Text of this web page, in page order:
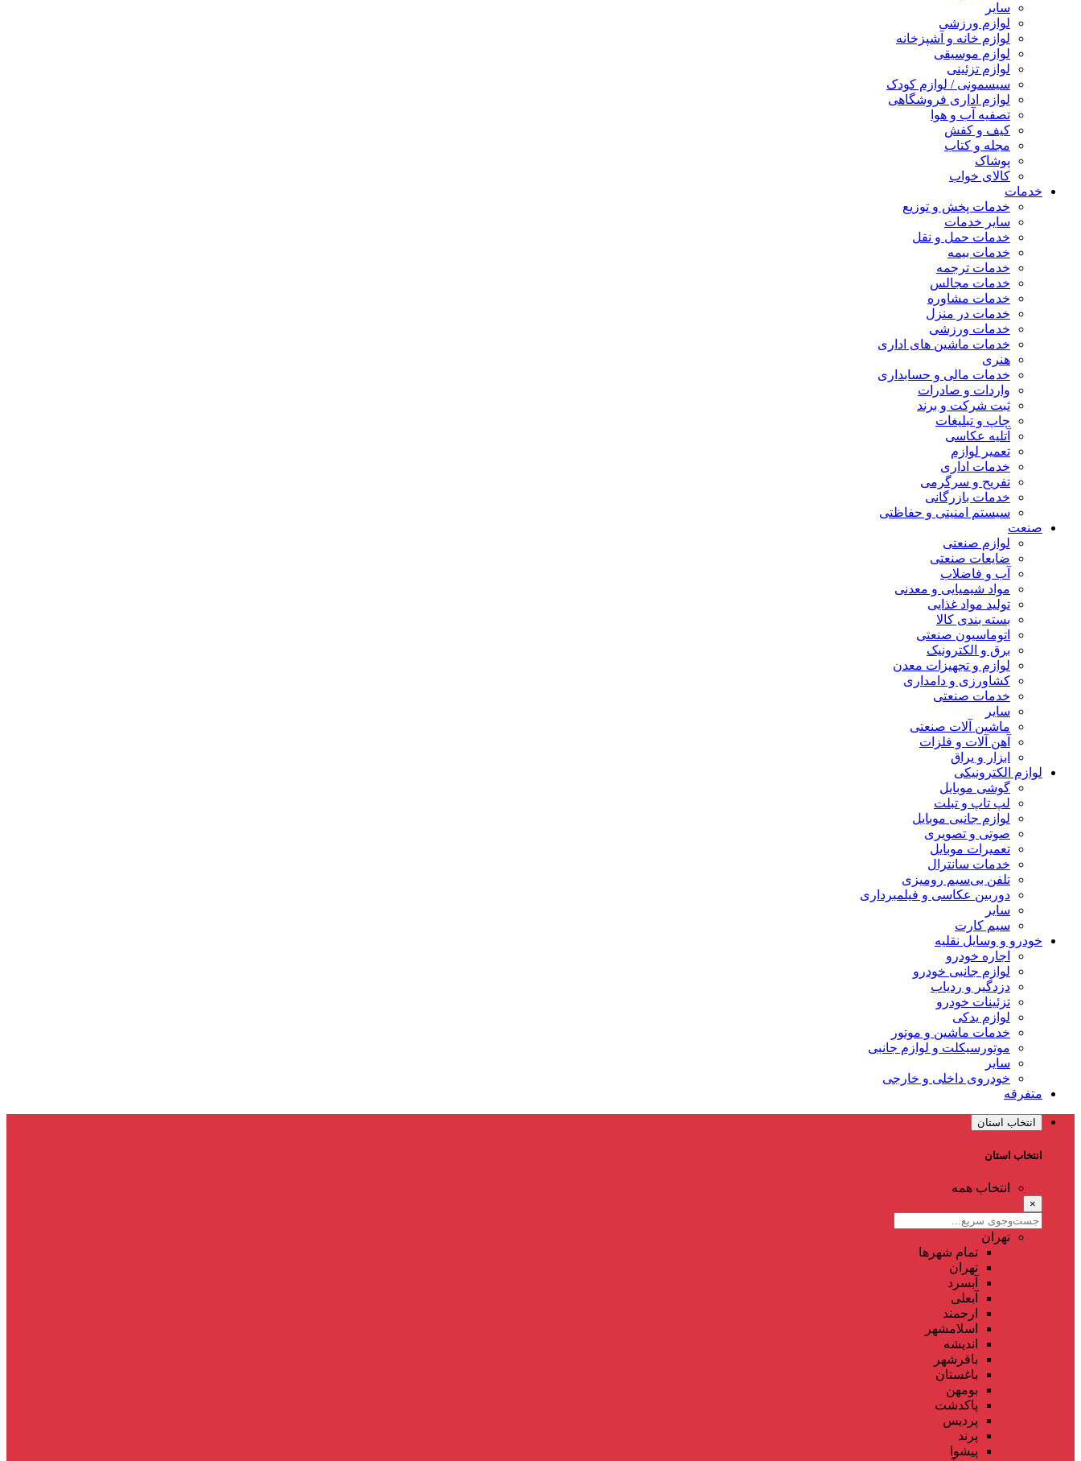
سایر
لوازم ورزشی
لوازم خانه و آشپزخانه
لوازم موسیقی
لوازم تزئینی
سیسمونی / لوازم کودک
لوازم اداری فروشگاهی
تصفیه آب و هوا
کیف و کفش
مجله و کتاب
پوشاک
کالای خواب
خدمات
خدمات پخش و توزیع
سایر خدمات
خدمات حمل و نقل
خدمات بیمه
خدمات ترجمه
خدمات مجالس
خدمات مشاوره
خدمات در منزل
خدمات ورزشی
خدمات ماشین های اداری
هنری
خدمات مالی و حسابداری
واردات و صادرات
ثبت شرکت و برند
چاپ و تبلیغات
آتلیه عکاسی
تعمیر لوازم
خدمات اداری
تفریح و سرگرمی
خدمات بازرگانی
سیستم امنیتی و حفاظتی
صنعت
لوازم صنعتی
ضایعات صنعتی
آب و فاضلاب
مواد شیمیایی و معدنی
تولید مواد غذایی
بسته بندی کالا
اتوماسیون صنعتی
برق و الکترونیک
لوازم و تجهیزات معدن
کشاورزی و دامداری
خدمات صنعتی
سایر
ماشین آلات صنعتی
آهن آلات و فلزات
ابزار و یراق
لوازم الکترونیکی
گوشی موبایل
لپ تاپ و تبلت
لوازم جانبی موبایل
صوتی و تصویری
تعمیرات موبایل
خدمات سانترال
تلفن بی‌سیم رومیزی
دوربین عکاسی و فیلمبرداری
سایر
سیم کارت
خودرو و وسایل نقلیه
اجاره خودرو
لوازم جانبی خودرو
دزدگیر و ردیاب
تزئینات خودرو
لوازم یدکی
خدمات ماشین و موتور
موتورسیکلت و لوازم جانبی
سایر
خودروی داخلی و خارجی
متفرقه
انتخاب استان
انتخاب استان
انتخاب همه
×
تهران
تمام شهر‌ها
تهران
آبسرد
آبعلی
ارجمند
اسلامشهر
اندیشه
باقرشهر
باغستان
بومهن
پاکدشت
پردیس
پرند
پیشوا